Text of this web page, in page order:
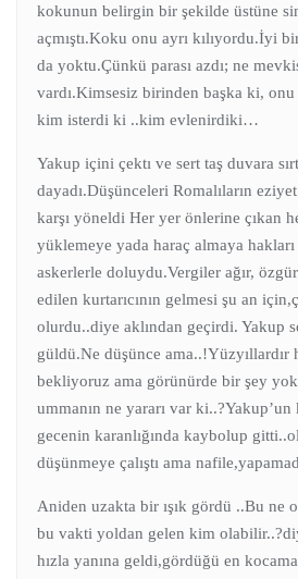
kokunun belirgin bir şekilde üstüne
açmıştı.Koku onu ayrı kılıyordu.İyi
da yoktu.Çünkü parası azdı; ne
vardı.Kimsesiz birinden başka ki,
kim isterdi ki ..kim evlenirdiki…
Yakup içini çektı ve sert taş duvara
dayadı.Düşünceleri Romalıların
karşı yöneldi Her yer önlerine çıkan
yüklemeye yada haraç almaya
askerlerle doluydu.Vergiler ağır,
edilen kurtarıcının gelmesi şu an
olurdu..diye aklından geçirdi. Yakup
güldü.Ne düşünce ama..!Yüzyıllardır
bekliyoruz ama görünürde bir şey
ummanın ne yararı var
gecenin karanlığında kaybolup
düşünmeye çalıştı ama
Aniden uzakta bir ışık gördü ..Bu ne
bu vakti yoldan gelen kim
hızla yanına geldi,gördüğü en